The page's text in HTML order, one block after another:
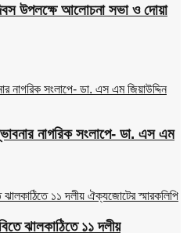
উপলক্ষে আলোচনা সভা ও দোয়া
নাগরিক সংলাপে- ডা. এস এম
ঝালকাঠিতে ১১ দলীয়